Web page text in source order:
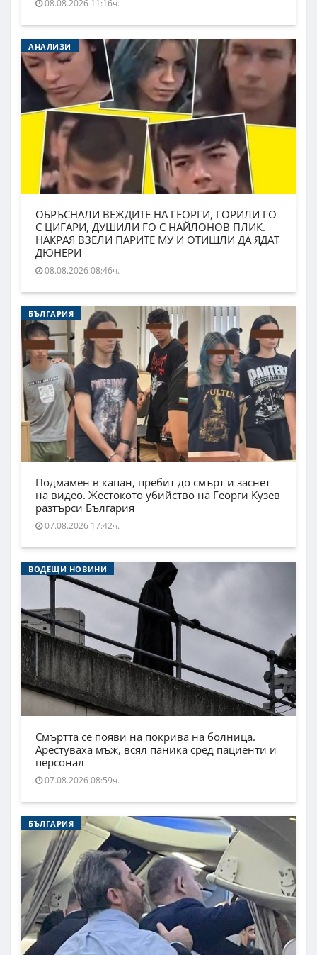
08.08.2026 11:16ч.
АНАЛИЗИ
ОБРЪСНАЛИ ВЕЖДИТЕ НА ГЕОРГИ, ГОРИЛИ ГО
С ЦИГАРИ, ДУШИЛИ ГО С НАЙЛОНОВ ПЛИК.
НАКРАЯ ВЗЕЛИ ПАРИТЕ МУ И ОТИШЛИ ДА ЯДАТ
ДЮНЕРИ
08.08.2026 08:46ч.
БЪЛГАРИЯ
Подмамен в капан, пребит до смърт и заснет
на видео. Жестокото убийство на Георги Кузев
разтърси България
07.08.2026 17:42ч.
ВОДЕЩИ НОВИНИ
Смъртта се появи на покрива на болница.
Арестуваха мъж, всял паника сред пациенти и
персонал
07.08.2026 08:59ч.
БЪЛГАРИЯ